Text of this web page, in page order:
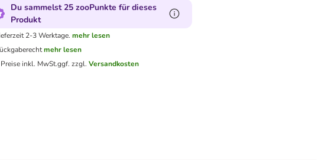
Du sammelst 25 zooPunkte für dieses
Produkt
2-3 Werktage. mehr lesen
mehr lesen
inkl. MwSt.ggf. zzgl. Versandkosten